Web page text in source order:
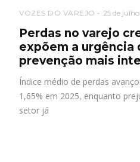
VOZES DO VAREJO 25 de
Perdas no varejo
expõem a urgência
prevenção mais
Índice médio de perdas
1,65% em 2025, enquanto
setor já